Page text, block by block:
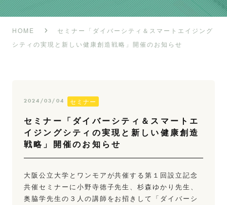
HOME
セミナー「ダイバーシティ＆スマートエイジング
シティの実現と新しい健康創造戦略」開催のお知らせ
2024/03/04 セミナー
セミナー「ダイバーシティ＆スマートエ
イジングシティの実現と新しい健康創造
戦略」開催のお知らせ
大阪公立大学とワンモアが共催する第１回設立記念
共催セミナーに小野寺徳子先生、杉森ゆかり先生、
奥脇学先生の３人の講師をお招きして「ダイバーシ